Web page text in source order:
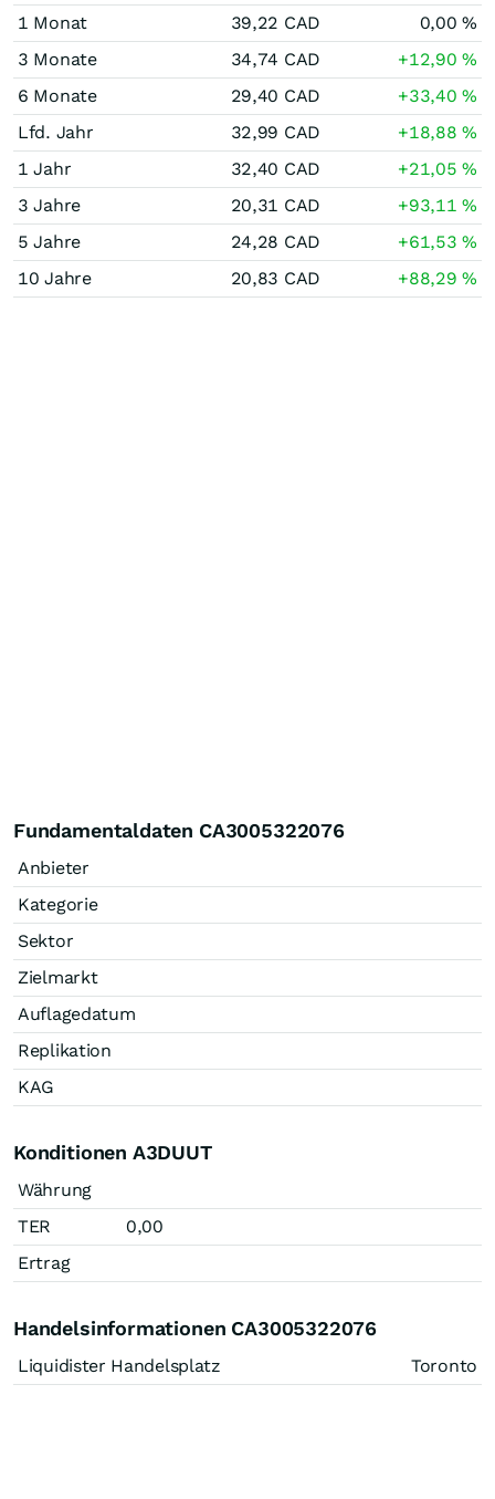
1 Monat
39,22 CAD 0,00%
3 Monate
34,74 CAD +12,90%
6 Monate
29,40 CAD +33,40%
Lfd. Jahr
32,99 CAD +18,88%
1 Jahr
32,40 CAD +21,05%
3 Jahre
20,31 CAD +93,11%
5 Jahre
24,28 CAD +61,53%
10 Jahre
20,83 CAD +88,29%
Fundamentaldaten CA3005322076
Anbieter
Kategorie
Sektor
Zielmarkt
Auflagedatum
Replikation
KAG
Konditionen A3DUUT
Währung
TER
0,00
Ertrag
Handelsinformationen CA3005322076
Liquidister Handelsplatz Toronto